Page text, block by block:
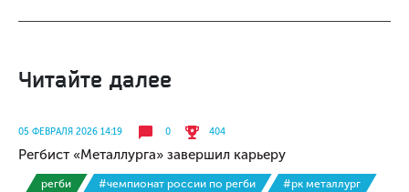
Читайте далее
05 ФЕВРАЛЯ 2026 14:19 0 404
Регбист «Металлурга» завершил карьеру
регби #чемпионат россии по регби
#рк металлург